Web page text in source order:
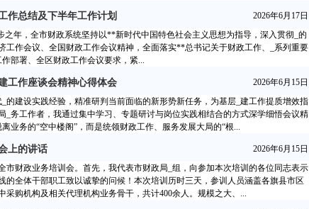
2026年6月17日
作总结及下半年工作计划
之年，全市财政系统坚持以**新时代中国特色社会主义思想为指导，深入贯彻_的
工作会议、全国财政工作会议精神，全面落实**总书记关于财政工作、_系列重要
部署、全区财政工作会议要求，紧...
2026年6月15日
工作座谈会精神心得体会
的建设实践经验，精准研判当前面临的新形势新任务，为基层_建工作提质增效指
_务工作者，我通过集中学习、专题研讨与岗位实践相结合的方式深学细悟会议精
业务的“空中楼阁”，而是统领财政工作、服务发展大局的“根...
2026年6月15日
上的讲话
市财政业务培训会。首先，我代表市财政局_组，向参加本次培训的各位同志表示
的全体干部职工致以诚挚的问候！本次培训历时三天，参训人员涵盖各旗县市区
采购机构及相关代理机构业务骨干，共计400余人。规模之大、...